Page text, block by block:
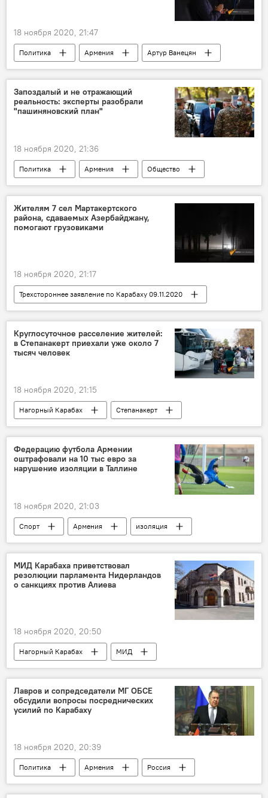
18 ноября 2020, 21:47
Политика Армения
Артур Ванецян
Москва
Запоздалый и не отражающий
реальность: эксперты разобрали
"пашиняновский план"
18 ноября 2020, 21:36
Политика Армения
Общество
эксперт
Пашинян Никол план
Жителям 7 сел Мартакертского
района, сдаваемых Азербайджану,
помогают грузовиками
18 ноября 2020, 21:17
Трехстороннее заявление по Карабаху 09.11.2020
Нагорный Карабах
Мартакерт
Круглосуточное расселение жителей:
в Степанакерт приехали уже около 7
тысяч человек
18 ноября 2020, 21:15
Нагорный Карабах
Степанакерт
жители
штаб
Трехстороннее заявление по Карабаху 09.11.2020
Федерацию футбола Армении
оштрафовали на 10 тыс евро за
нарушение изоляции в Таллине
18 ноября 2020, 21:03
Спорт Армения
изоляция
штраф
Таллин ФФА
МИД Карабаха приветствовал
резолюции парламента Нидерландов
о санкциях против Алиева
18 ноября 2020, 20:50
Нагорный Карабах
МИД
Нидерланды
прецедент
решение
Наступление Азербайджана на Карабах
парламент
Лавров и сопредседатели МГ ОБСЕ
обсудили вопросы посреднических
усилий по Карабаху
18 ноября 2020, 20:39
Политика Армения
Россия
В мире
Нагорный Карабах